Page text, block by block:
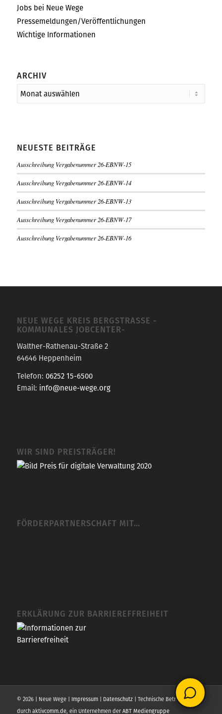
Jobs bei Neue Wege
Pressemeldungen/Veröffentlichungen
Wichtige Informationen
ARCHIV
NEUESTE BEITRÄGE
Ausschreibung Vergabenummer 26-EBNW-15
Ausschreibung Vergabenummer 26-EBNW-14
Ausschreibung Vergabenummer 26-EBNW-13
Ausschreibung Vergabenummer 26-EBNW-17
Ausschreibung Vergabenummer 26-EBNW-16
NEUE WEGE KREIS BERGSTRASSE -K
OMMUNALES JOBCENTER-
Walther-Rathenau-Straße 2
64646 Heppenheim
Telefon: 06252 15-6500
Email: info@neue-wege.org
WIR SIND PREISTRÄGER!
FÖRDERPARTNERSCHAFT MIT…
ERKLÄRUNG ZUR BARRIEREFFREIHEIT
© 2026 | Neue Wege | Impressum| Datenschutz| Technische Betreuung
durchaktivcomm.de, ein Unternehmen derABT Mediengruppe